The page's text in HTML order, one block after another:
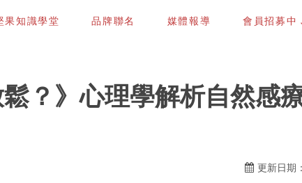
果知識學堂 品牌聯名 媒體報導 會員招募中
鬆？》心理學解析自然感
更新日期